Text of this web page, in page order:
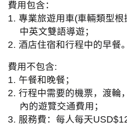
費用包含：
1. 專業旅遊用車(車輛類型根
中英文雙語導遊；
2. 酒店住宿和行程中的早餐。
費用不包含:
1. 午餐和晚餐；
2. 行程中需要的機票，渡輪
內的遊覽交通費用；
3. 服務費：每人每天